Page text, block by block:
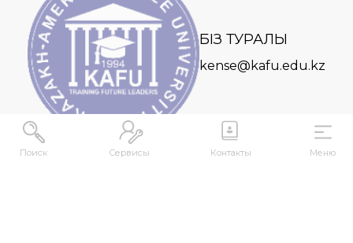
Поиск Сервисы Контакты Меню
БІЗ ТУРАЛЫ
kense@kafu.edu.kz